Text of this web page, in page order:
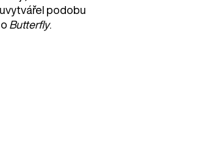
podobu
Butterfly.